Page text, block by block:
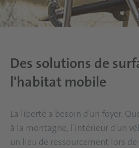
Des solutions de
l'habitat mobile
La liberté a besoin d'un foyer.
à la montagne, l'intérieur d'un
un lieu de ressourcement lors de